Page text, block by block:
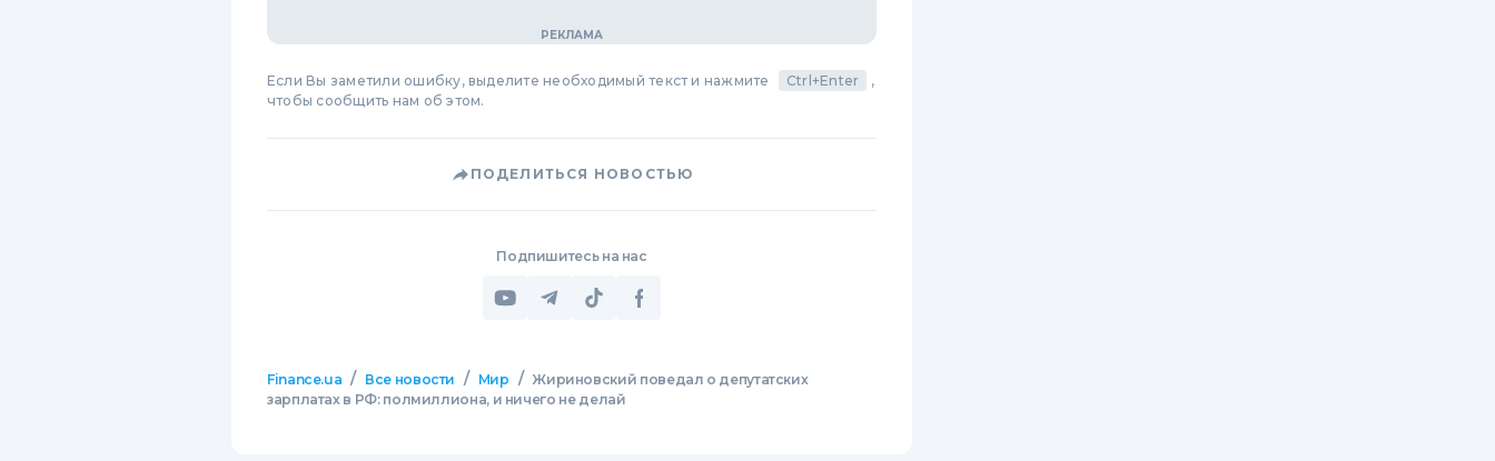
Если Вы заметили ошибку, выделите необходимый текст и нажмите Ctrl+Enter
,
чтобы сообщить нам об этом.
ПОДЕЛИТЬСЯ НОВОСТЬЮ
Подпишитесь на нас
Finance.ua / Все новости / Мир / Жириновский поведал о депутатских
зарплатах в РФ: полмиллиона, и ничего не делай